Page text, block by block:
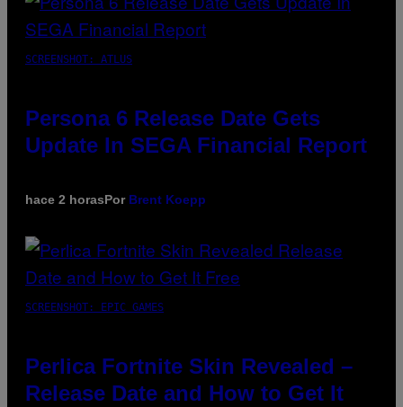
SCREENSHOT: ATLUS
Persona 6 Release Date Gets
Update In SEGA Financial Report
hace 2 horasPor Brent Koepp
SCREENSHOT: EPIC GAMES
Perlica Fortnite Skin Revealed –
Release Date and How to Get It